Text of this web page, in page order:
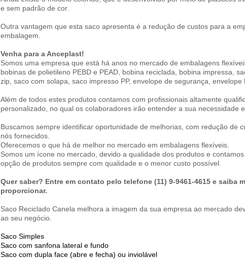
e sem padrão de cor.
Outra vantagem que esta saco apresenta é a redução de custos para a
embalagem.
Venha para a Anceplast!
Somos uma empresa que está há anos no mercado de embalagens
bobinas de polietileno PEBD e PEAD, bobina reciclada, bobina impressa,
zip, saco com solapa, saco impresso PP, envelope de segurança,
Além de todos estes produtos contamos com profissionais altamente
personalizado, no qual os colaboradores irão entender a sua necessidade
Buscamos sempre identificar oportunidade de melhorias, com redução de
nós fornecidos.
Oferecemos o que há de melhor no mercado em embalagens flexíveis.
Somos um ícone no mercado, devido a qualidade dos produtos e
opção de produtos sempre com qualidade e o menor custo possível.
Quer saber? Entre em contato pelo telefone (11) 9-9461-4615 e
proporcionar.
Saco Reciclado Canela melhora a imagem da sua empresa ao mercado
ao seu negócio.
Saco Simples
Saco com sanfona lateral e fundo
Saco com dupla face (abre e fecha) ou inviolável